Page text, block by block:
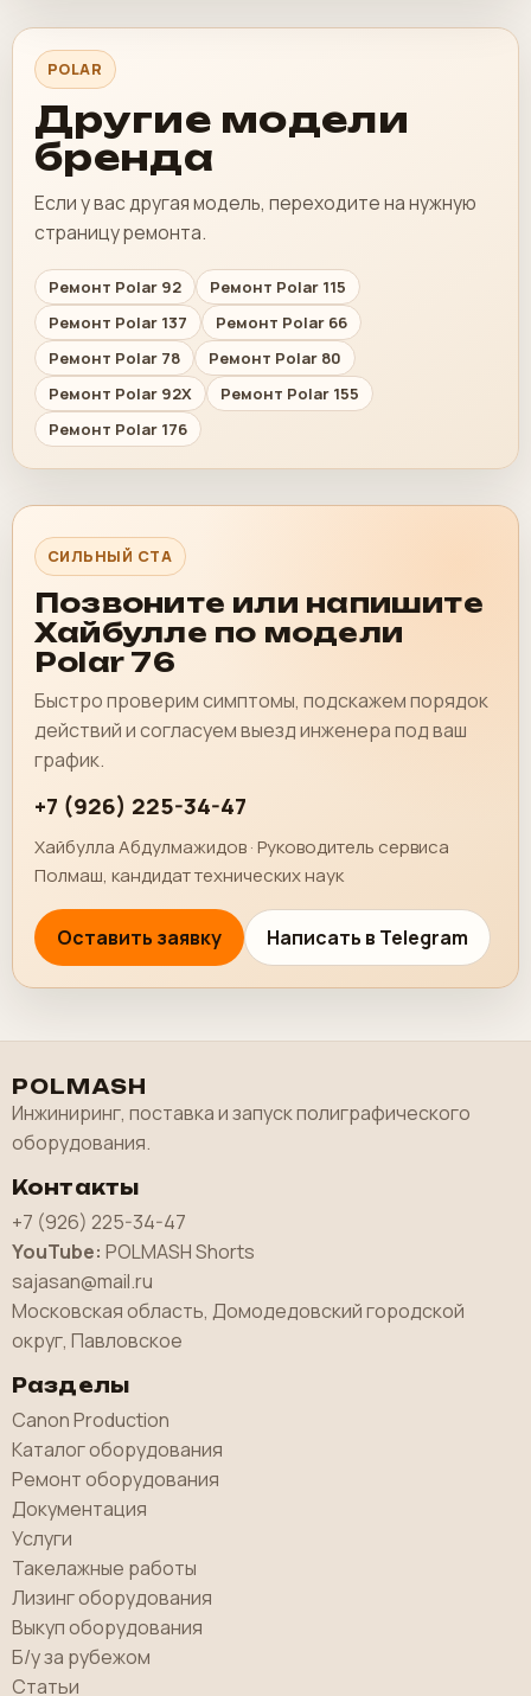
POLAR
Другие модели
бренда
Если у вас другая модель, переходите на нужную
страницу ремонта.
Ремонт Polar 92
Ремонт Polar 115
Ремонт Polar 137
Ремонт Polar 66
Ремонт Polar 78
Ремонт Polar 80
Ремонт Polar 92X
Ремонт Polar 155
Ремонт Polar 176
СИЛЬНЫЙ CTA
Позвоните или напишите
Хайбулле по модели
Polar 76
Быстро проверим симптомы, подскажем порядок
действий и согласуем выезд инженера под ваш
график.
+7 (926) 225-34-47
Хайбулла Абдулмажидов · Руководитель сервиса
Полмаш, кандидат технических наук
Оставить заявку Написать в Telegram
POLMASH
Инжиниринг, поставка и запуск полиграфического
оборудования.
Контакты
+7 (926) 225-34-47
YouTube: POLMASH Shorts
sajasan@mail.ru
Московская область, Домодедовский городской
округ, Павловское
Разделы
Canon Production
Каталог оборудования
Ремонт оборудования
Документация
Услуги
Такелажные работы
Лизинг оборудования
Выкуп оборудования
Б/у за рубежом
Статьи